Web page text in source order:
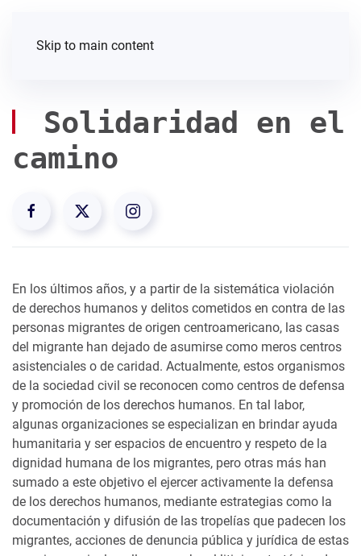
Skip to main content
Solidaridad en el
camino
En los últimos años, y a partir de la sistemática violación
de derechos humanos y delitos cometidos en contra de las
personas migrantes de origen centroamericano, las casas
del migrante han dejado de asumirse como meros centros
asistenciales o de caridad. Actualmente, estos organismos
de la sociedad civil se reconocen como centros de defensa
y promoción de los derechos humanos. En tal labor,
algunas organizaciones se especializan en brindar ayuda
humanitaria y ser espacios de encuentro y respeto de la
dignidad humana de los migrantes, pero otras más han
sumado a este objetivo el ejercer activamente la defensa
de los derechos humanos, mediante estrategias como la
documentación y difusión de las tropelías que padecen los
migrantes, acciones de denuncia pública y jurídica de estas